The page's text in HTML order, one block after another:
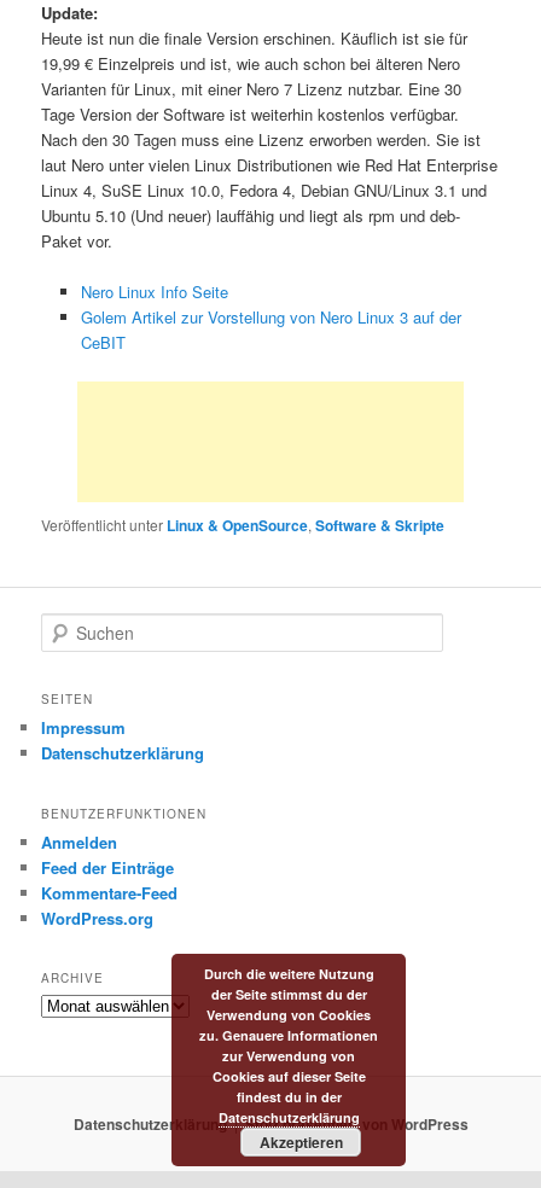
Update:
Heute ist nun die finale Version erschinen. Käuflich ist sie für
19,99 € Einzelpreis und ist, wie auch schon bei älteren Nero
Varianten für Linux, mit einer Nero 7 Lizenz nutzbar. Eine 30
Tage Version der Software ist weiterhin kostenlos verfügbar.
Nach den 30 Tagen muss eine Lizenz erworben werden. Sie ist
laut Nero unter vielen Linux Distributionen wie Red Hat Enterprise
Linux 4, SuSE Linux 10.0, Fedora 4, Debian GNU/Linux 3.1 und
Ubuntu 5.10 (Und neuer) lauffähig und liegt als rpm und deb-
Paket vor.
Nero Linux Info Seite
Golem Artikel zur Vorstellung von Nero Linux 3 auf der
CeBIT
Veröffentlicht unter Linux & OpenSource,Software & Skripte
u
h
n
SEITEN
Impressum
Datenschutzerklärung
BENUTZERFUNKTIONEN
Anmelden
Feed der Einträge
Kommentare-Feed
WordPress.org
ARCHIVE
Archive
Datenschutzerklärung Stolz präsentiert von WordPress
Durch die weitere Nutzung
der Seite stimmst du der
Verwendung von Cookies
zu. Genauere Informationen
zur Verwendung von
Cookies auf dieser Seite
findest du in der
Datenschutzerklärung
Akzeptieren